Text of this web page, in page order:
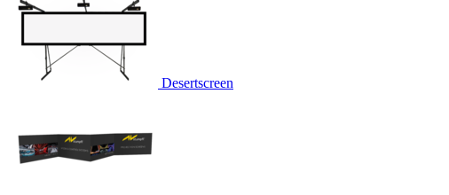
Desertscreen